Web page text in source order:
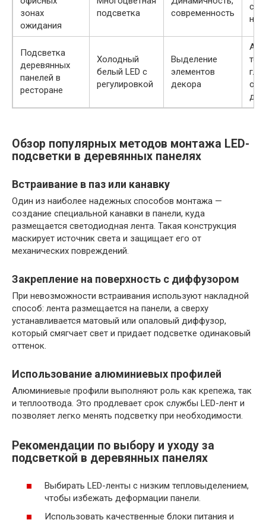
зонах
ожидания
подсветка
современность
Подсветка
деревянных
панелей в
ресторане
Холодный
белый LED с
регулировкой
Выделение
элементов
декора
Обзор популярных методов монтажа LED-
подсветки в деревянных панелях
Встраивание в паз или канавку
Один из наиболее надежных способов монтажа —
создание специальной канавки в панели, куда
размещается светодиодная лента. Такая конструкция
маскирует источник света и защищает его от
механических повреждений.
Закрепление на поверхность с диффузором
При невозможности встраивания используют накладной
способ: лента размещается на панели, а сверху
устанавливается матовый или опаловый диффузор,
который смягчает свет и придает подсветке одинаковый
оттенок.
Использование алюминиевых профилей
Алюминиевые профили выполняют роль как крепежа, так
и теплоотвода. Это продлевает срок службы LED-лент и
позволяет легко менять подсветку при необходимости.
Рекомендации по выбору и уходу за
подсветкой в деревянных панелях
Выбирать LED-ленты с низким тепловыделением,
чтобы избежать деформации панели.
Использовать качественные блоки питания и